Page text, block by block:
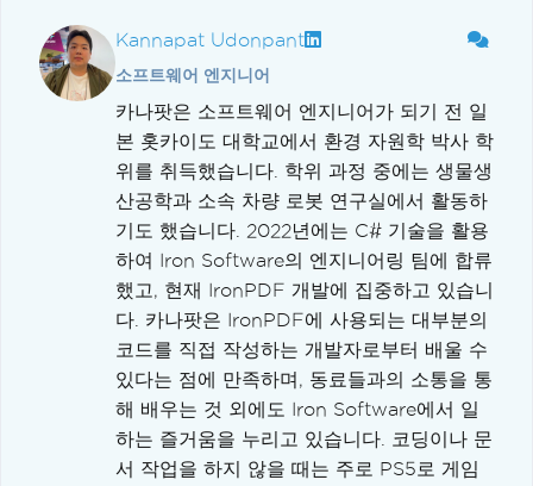
Kannapat Udonpant
소프트웨어 엔지니어
카나팟은 소프트웨어 엔지니어가 되기 전 일
본 홋카이도 대학교에서 환경 자원학 박사 학
위를 취득했습니다. 학위 과정 중에는 생물생
산공학과 소속 차량 로봇 연구실에서 활동하
기도 했습니다. 2022년에는 C# 기술을 활용
하여 Iron Software의 엔지니어링 팀에 합류
했고, 현재 IronPDF 개발에 집중하고 있습니
다. 카나팟은 IronPDF에 사용되는 대부분의
코드를 직접 작성하는 개발자로부터 배울 수
있다는 점에 만족하며, 동료들과의 소통을 통
해 배우는 것 외에도 Iron Software에서 일
하는 즐거움을 누리고 있습니다. 코딩이나 문
서 작업을 하지 않을 때는 주로 PS5로 게임